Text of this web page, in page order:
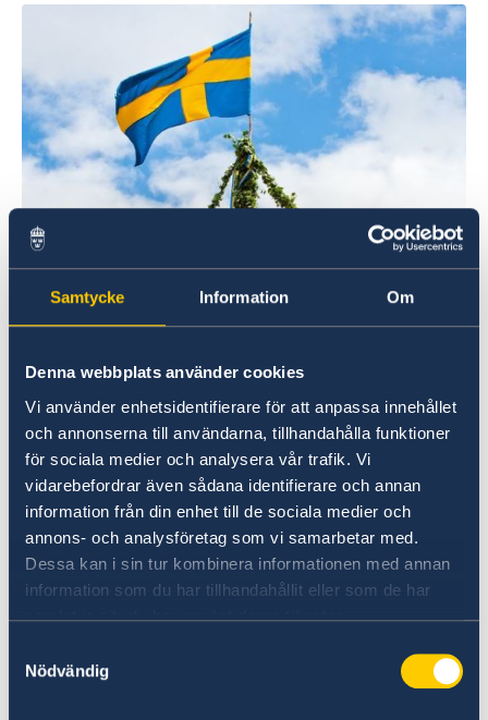
Samtycke Information Om
Denna webbplats använder cookies
Vi använder enhetsidentifierare för att anpassa innehållet
och annonserna till användarna, tillhandahålla funktioner
för sociala medier och analysera vår trafik. Vi
vidarebefordrar även sådana identifierare och annan
information från din enhet till de sociala medier och
annons- och analysföretag som vi samarbetar med.
Dessa kan i sin tur kombinera informationen med annan
information som du har tillhandahållit eller som de har
samlat in när du har använt deras tjänster.
Nödvändig
June. In case of a consular emergency please
call the Embassy switchboard +256 417 700 800